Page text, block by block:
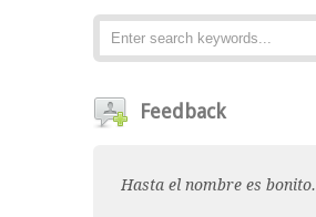
Feedback
Hasta el nombre es bonito.